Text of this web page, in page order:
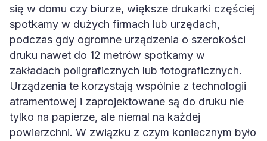
się w domu czy biurze, większe drukarki częściej
spotkamy w dużych firmach lub urzędach,
podczas gdy ogromne urządzenia o szerokości
druku nawet do 12 metrów spotkamy w
zakładach poligraficznych lub fotograficznych.
Urządzenia te korzystają wspólnie z technologii
atramentowej i zaprojektowane są do druku nie
tylko na papierze, ale niemal na każdej
powierzchni. W związku z czym koniecznym było